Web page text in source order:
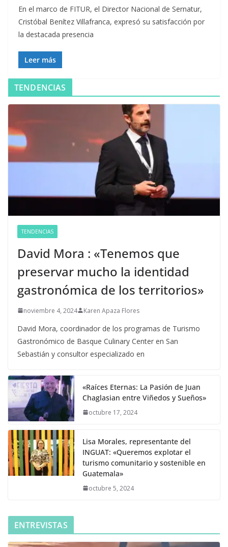
En el marco de FITUR, el Director Nacional de Sernatur,
Cristóbal Benítez Villafranca, expresó su satisfacción por
la destacada presencia
Leer más
TENDENCIAS
TENDENCIAS
David Mora : «Tenemos que
preservar mucho la identidad
gastronómica de los territorios»
noviembre 4, 2024 Karen Apaza Flores
David Mora, coordinador de los programas de Turismo
Gastronómico de Basque Culinary Center en San
Sebastián y consultor especializado en
«Raíces Eternas: La Pasión de Juan
Chaglasian entre Viñedos y Sueños»
octubre 17, 2024
Lisa Morales, representante del
INGUAT: «Queremos explotar el
turismo comunitario y sostenible en
Guatemala»
octubre 5, 2024
ENTREVISTAS